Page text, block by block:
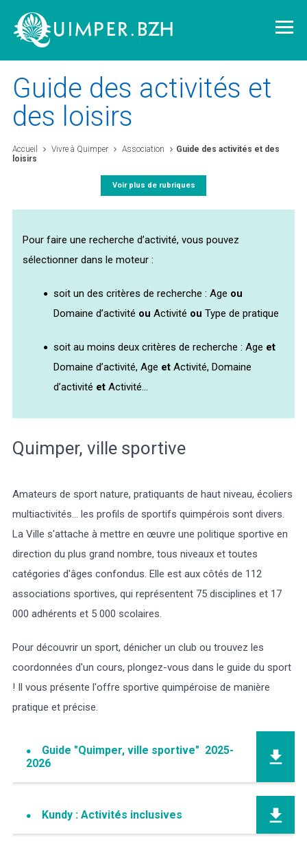
Vivre à Quimper
Découvrir Quimper
Quimper citoyenne
L'agglomération
Webcams Select Language
BREZHONEG
Guide des activités et
des loisirs
Accueil Vivre à Quimper Association
Guide des activités et des
loisirs
Voir plus de rubriques
Pour faire une recherche d’activité, vous pouvez
sélectionner dans le moteur :
soit un des critères de recherche : Age ou
Domaine d’activité ou Activité ou Type de pratique
soit au moins deux critères de recherche : Age et
Domaine d’activité, Age et Activité, Domaine
d’activité et Activité...
Quimper, ville sportive
Amateurs de sport nature, pratiquants de haut niveau, écoliers
multiactivités... les profils de sportifs quimpérois sont divers.
La Ville s'attache à mettre en œuvre une politique sportive en
direction du plus grand nombre, tous niveaux et toutes
catégories d'âges confondus. Elle est aux côtés de 112
associations sportives, qui représentent 75 disciplines et 17
000 adhérents et 5 000 scolaires.
Pour découvrir un sport, dénicher un club ou trouvez les
coordonnées d'un cours, plongez-vous dans le guide du sport
! Il vous présente l'offre sportive quimpéroise de manière
pratique et précise.
Guide "Quimper, ville sportive" 2025-
2026
Kundy : Activités inclusives